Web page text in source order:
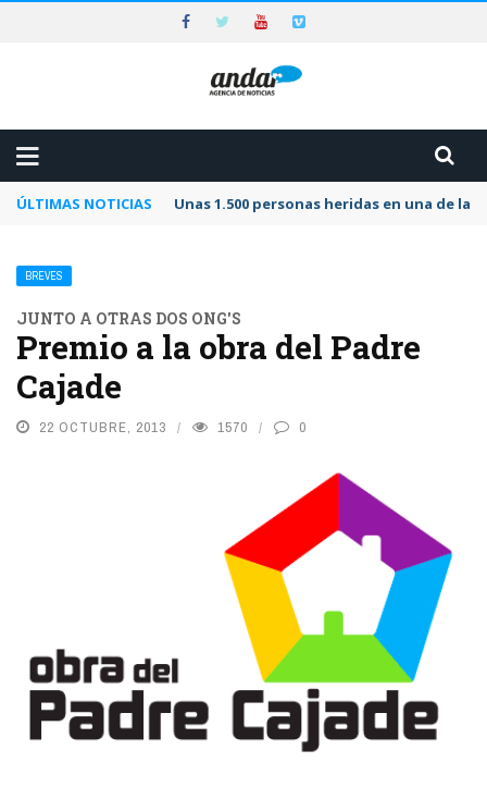
ÚLTIMAS NOTICIAS Unas 1.500 personas heridas en una de
BREVES
JUNTO A OTRAS DOS ONG'S
Premio a la obra del Padre
Cajade
22 OCTUBRE, 2013 1570 0